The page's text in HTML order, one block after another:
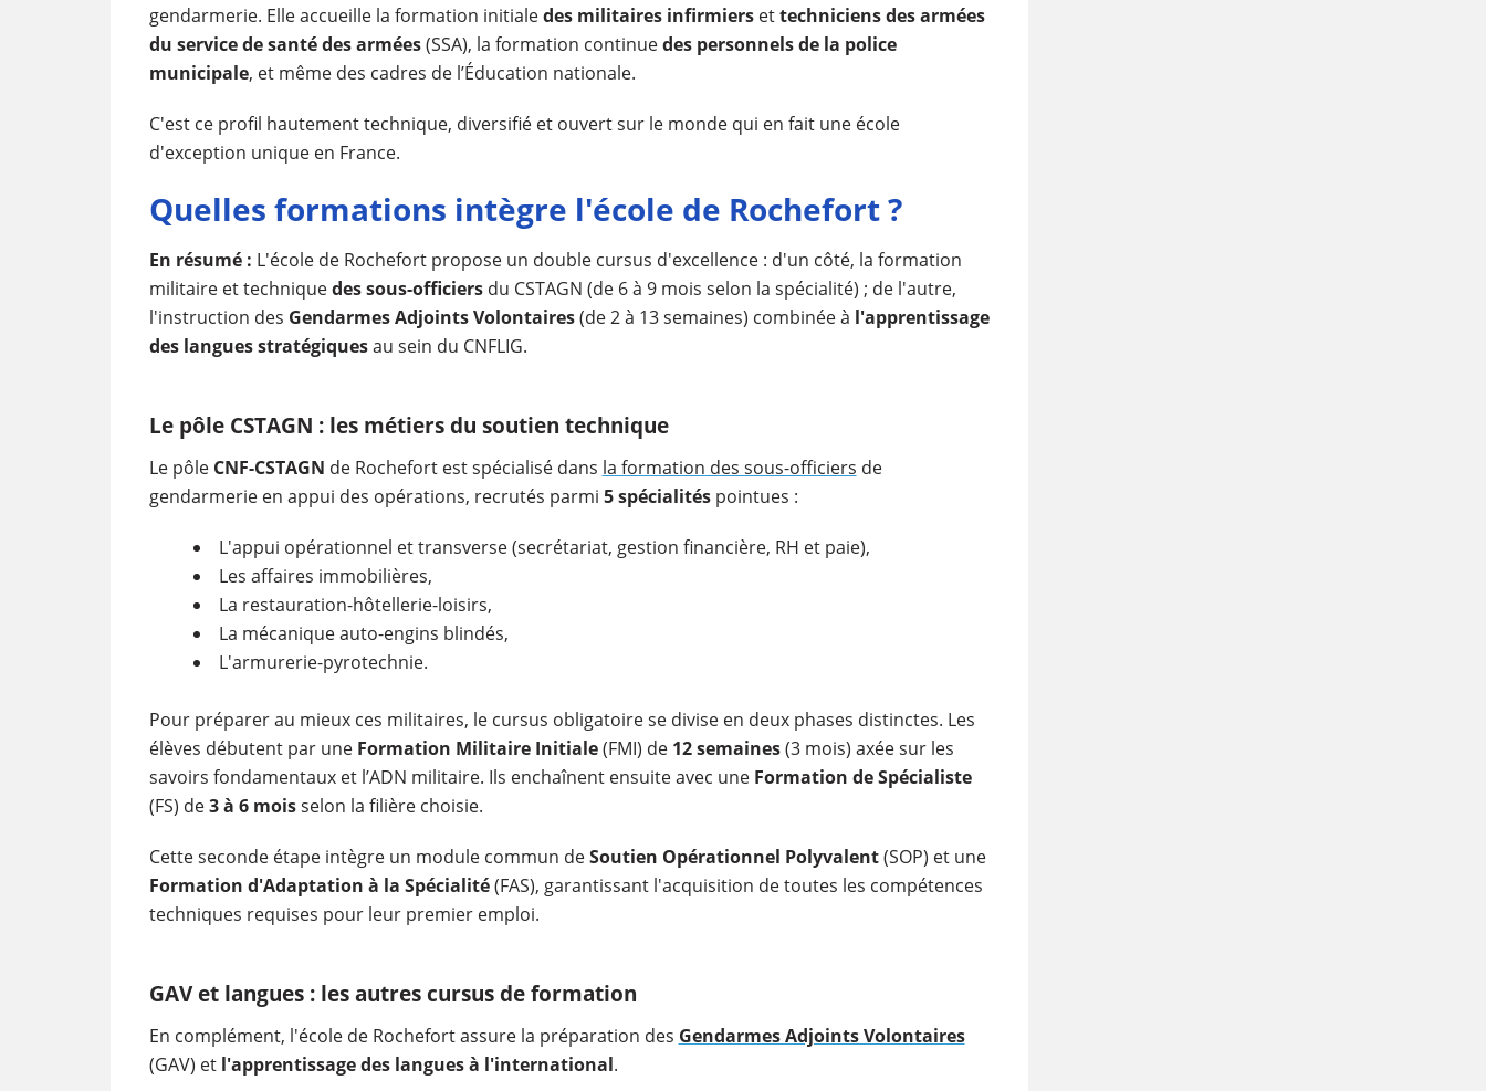
gendarmerie. Elle accueille la formation initialedes militaires infirmiersettechniciens des armées
du service de santé des armées(SSA), la formation continuedes personnels de la police
municipale, et même des cadres de l’Éducation nationale.
C'est ce profil hautement technique, diversifié et ouvert sur le monde qui en fait une école
d'exception unique en France.
Quelles formations intègre l'école de Rochefort ?
En résumé : L'école de Rochefort propose un double cursus d'excellence : d'un côté, la formation
militaire et techniquedes sous-officiersdu CSTAGN (de 6 à 9 mois selon la spécialité) ; de l'autre,
l'instruction des Gendarmes Adjoints Volontaires(de 2 à 13 semaines) combinée à l'apprentissage
des langues stratégiquesau sein du CNFLIG.
Le pôle CSTAGN : les métiers du soutien technique
Le pôle CNF-CSTAGN de Rochefort est spécialisé dans la formation des sous-officiers de
gendarmerie en appui des opérations, recrutés parmi 5 spécialitéspointues :
L'appui opérationnel et transverse (secrétariat, gestion financière, RH et paie),
Les affaires immobilières,
La restauration-hôtellerie-loisirs,
La mécanique auto-engins blindés,
L'armurerie-pyrotechnie.
Pour préparer au mieux ces militaires, le cursus obligatoire se divise en deux phases distinctes. Les
élèves débutent par une Formation Militaire Initiale(FMI) de 12 semaines(3 mois) axée sur les
savoirs fondamentaux et l’ADN militaire. Ils enchaînent ensuite avec une Formation de Spécialiste
(FS) de3 à 6 moisselon la filière choisie.
Cette seconde étape intègre un module commun deSoutien Opérationnel Polyvalent(SOP) et une
Formation d'Adaptation à la Spécialité(FAS), garantissant l'acquisition de toutes les compétences
techniques requises pour leur premier emploi.
GAV et langues : les autres cursus de formation
En complément, l'école de Rochefort assure la préparation des Gendarmes Adjoints Volontaires
(GAV) et l'apprentissage des langues à l'international.